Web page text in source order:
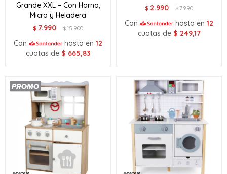
Grande XXL – Con Horno,
Micro y Heladera
$ 7.990 $15.900
Con hasta en 12
cuotas de $ 665,83
$ 2.990 $7.990
Con hasta en 12
cuotas de $ 249,17